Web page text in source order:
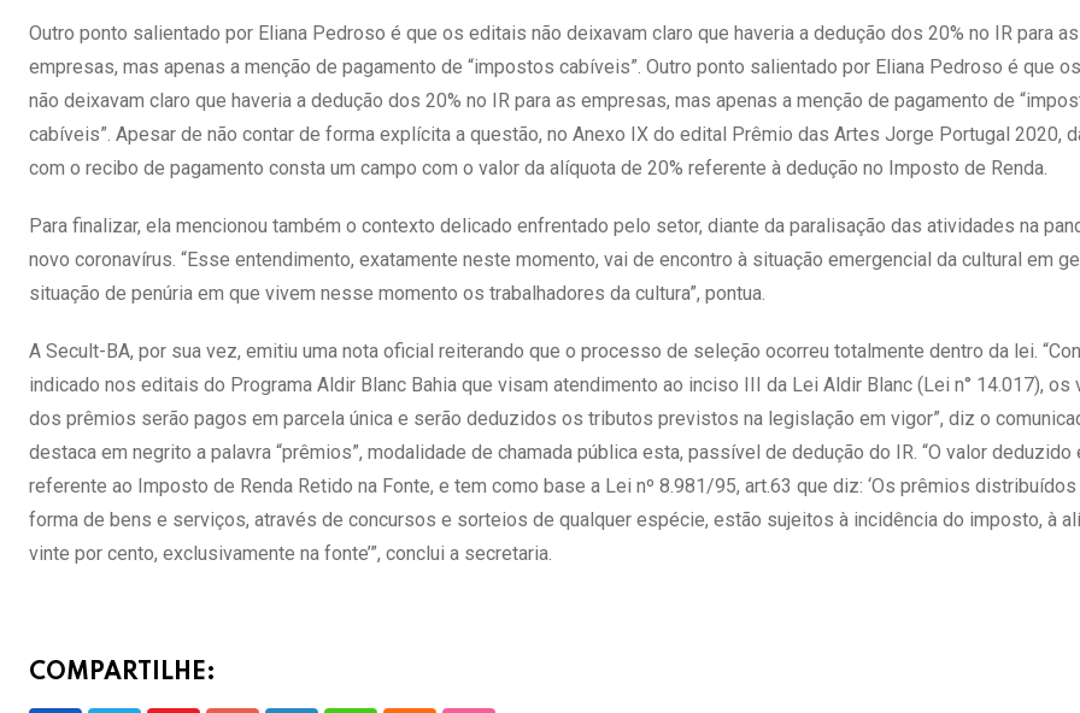
Outro ponto salientado por Eliana Pedroso é que os editais não deixavam claro que haveria a dedução dos 20% no IR para as
empresas, mas apenas a menção de pagamento de “impostos cabíveis”. Outro ponto salientado por Eliana Pedroso é que
não deixavam claro que haveria a dedução dos 20% no IR para as empresas, mas apenas a menção de pagamento de
cabíveis”. Apesar de não contar de forma explícita a questão, no Anexo IX do edital Prêmio das Artes Jorge Portugal 2020,
com o recibo de pagamento consta um campo com o valor da alíquota de 20% referente à dedução no Imposto de Renda.
Para finalizar, ela mencionou também o contexto delicado enfrentado pelo setor, diante da paralisação das atividades na
novo coronavírus. “Esse entendimento, exatamente neste momento, vai de encontro à situação emergencial da cultural em
situação de penúria em que vivem nesse momento os trabalhadores da cultura”, pontua.
A Secult-BA, por sua vez, emitiu uma nota oficial reiterando que o processo de seleção ocorreu totalmente dentro da lei.
indicado nos editais do Programa Aldir Blanc Bahia que visam atendimento ao inciso III da Lei Aldir Blanc (Lei n° 14.017), os
dos prêmios serão pagos em parcela única e serão deduzidos os tributos previstos na legislação em vigor”, diz o
destaca em negrito a palavra “prêmios”, modalidade de chamada pública esta, passível de dedução do IR. “O valor deduzido
referente ao Imposto de Renda Retido na Fonte, e tem como base a Lei nº 8.981/95, art.63 que diz: ‘Os prêmios
forma de bens e serviços, através de concursos e sorteios de qualquer espécie, estão sujeitos à incidência do imposto, à
vinte por cento, exclusivamente na fonte’”, conclui a secretaria.
COMPARTILHE: